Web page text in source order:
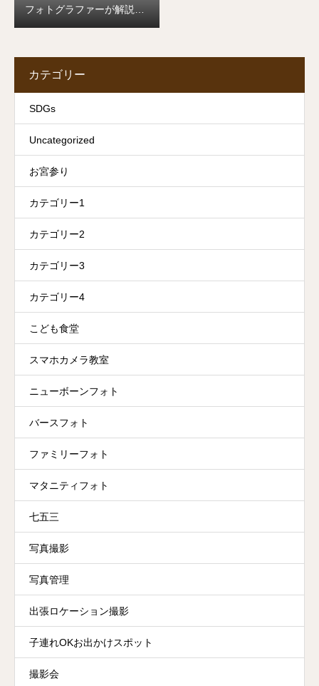
フォトグラファーが解説し
カテゴリー
SDGs
Uncategorized
お宮参り
カテゴリー1
カテゴリー2
カテゴリー3
カテゴリー4
こども食堂
スマホカメラ教室
ニューボーンフォト
バースフォト
ファミリーフォト
マタニティフォト
七五三
写真撮影
写真管理
出張ロケーション撮影
子連れOKお出かけスポット
撮影会